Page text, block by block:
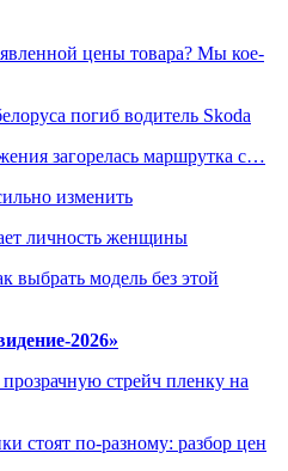
цены товара? Мы кое-
погиб водитель Skoda
загорелась маршрутка с…
изменить
личность женщины
выбрать модель без этой
2026»
стрейч пленку на
стоят по-разному: разбор цен